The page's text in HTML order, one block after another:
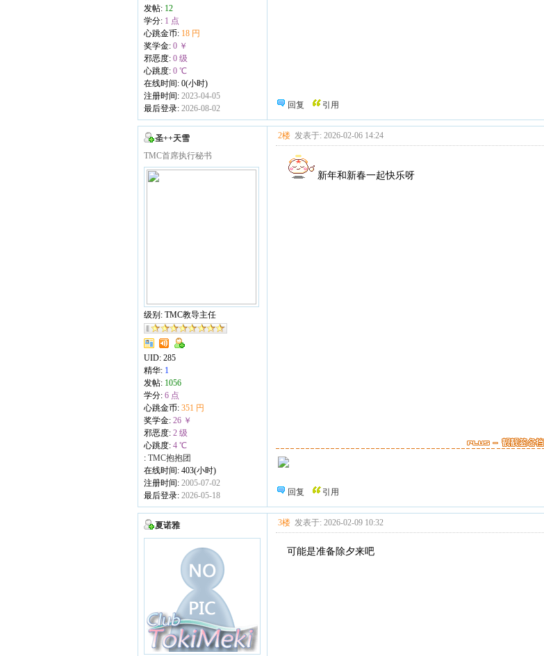
发帖: 12
学分: 1 点
心跳金币: 18 円
奖学金: 0 ￥
邪恶度: 0 级
心跳度: 0 ℃
在线时间: 0(小时)
注册时间: 2023-04-05
最后登录: 2026-08-02 回复 引用
圣++天雪
TMC首席执行秘书
级别: TMC教导主任
UID: 285
精华: 1
发帖: 1056
学分: 6 点
心跳金币: 351 円
奖学金: 26 ￥
邪恶度: 2 级
心跳度: 4 ℃
: TMC抱抱团
在线时间: 403(小时)
注册时间: 2005-07-02
最后登录: 2026-05-18
2楼 发表于: 2026-02-06 14:24
新年和新春一起快乐呀
回复 引用
夏诺雅 3楼 发表于: 2026-02-09 10:32
可能是准备除夕来吧